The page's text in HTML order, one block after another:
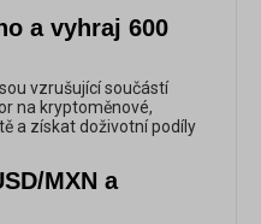
a vyhraj 600
vzrušující součástí
na kryptoměnové,
a získat doživotní podíly
MXN a